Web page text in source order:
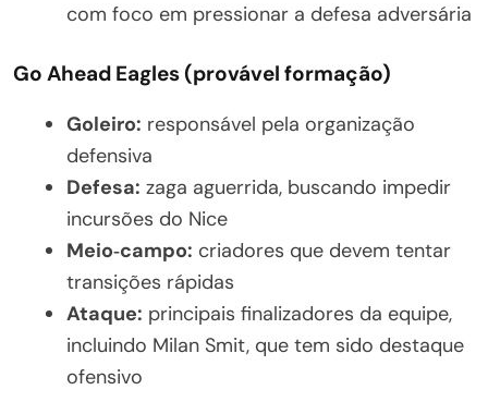
com foco em pressionar a defesa adversária
Go Ahead Eagles (provável formação)
Goleiro: responsável pela organização
defensiva
Defesa: zaga aguerrida, buscando impedir
incursões do Nice
Meio‑campo: criadores que devem tentar
transições rápidas
Ataque: principais finalizadores da equipe,
incluindo Milan Smit, que tem sido destaque
ofensivo